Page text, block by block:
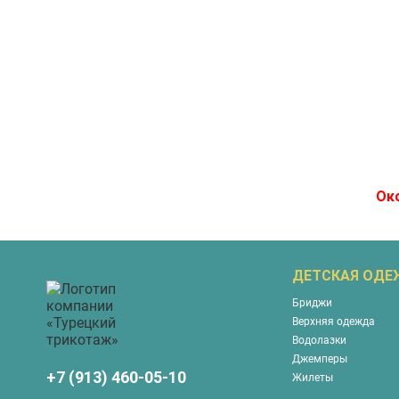
+7 (913) 460-05-10
ДЕТСКАЯ
Бриджи
Верхняя одежда
Водолазки
Джемперы
Жилеты